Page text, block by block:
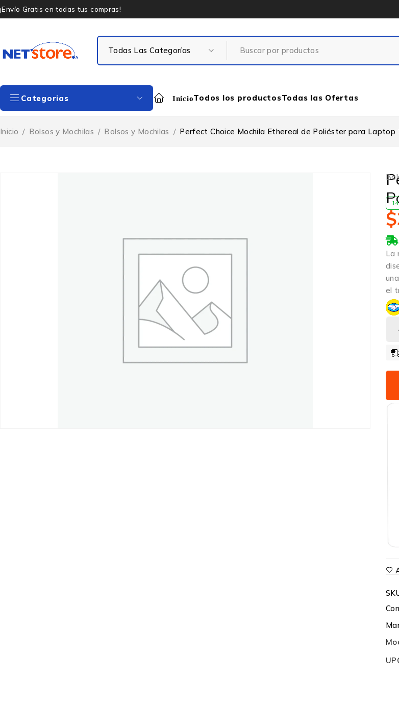
¡Envío Gratis en todas tus compras!
Categorias InicioTodos los productosTodas las Ofertas
Inicio / Bolsos y Mochilas / Bolsos y Mochilas / Perfect Choice Mochila Ethereal de Poliéster para Laptop
$
La
el